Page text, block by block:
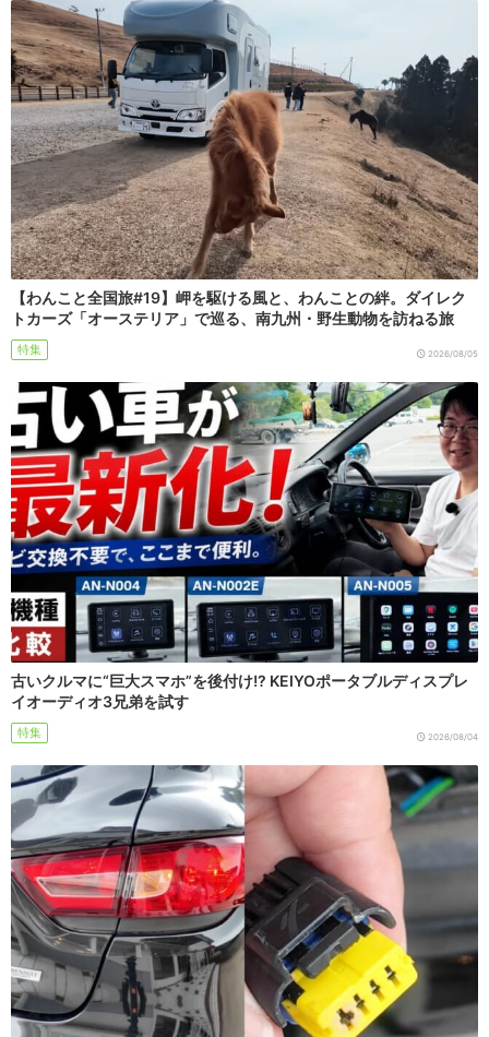
【わんこと全国旅#19】岬を駆ける風と、わんことの絆。ダイレク
トカーズ「オーステリア」で巡る、南九州・野生動物を訪ねる旅
特集 2026/08/05
古いクルマに“巨大スマホ”を後付け!? KEIYOポータブルディスプレ
イオーディオ3兄弟を試す
特集 2026/08/04